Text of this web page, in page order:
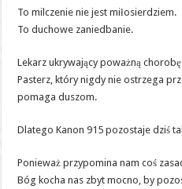
To milczenie nie jest miłosierdziem.
To duchowe zaniedbanie.
Lekarz ukrywający poważną
Pasterz, który nigdy nie ostrzega
pomaga duszom.
Dlatego Kanon 915 pozostaje dziś
Ponieważ przypomina nam coś
Bóg kocha nas zbyt mocno, by